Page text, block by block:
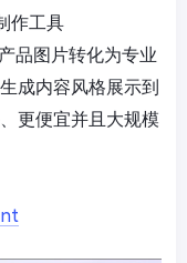
作工具
品图片转化为专业
成内容风格展示到
更便宜并且大规模